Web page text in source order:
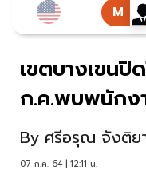
เขตบางเขนปิ
ก.ค.พบพนักง
By ศรีอรุณ จังติย
07 ก.ค. 64 | 12:11 น.